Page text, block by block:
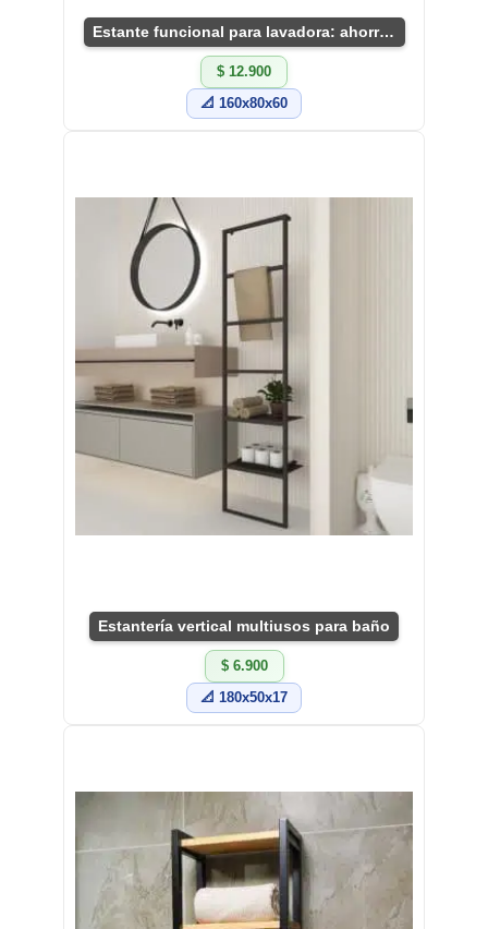
Estante funcional para lavadora: ahorra espacio
$ 12.900
📐 160x80x60
Estantería vertical multiusos para baño
$ 6.900
📐 180x50x17